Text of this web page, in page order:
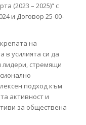
(2023 – 2025)“ с
и Договор 25-00-
на
в усилията си да
стремящи
подход към
активност и
за обществена